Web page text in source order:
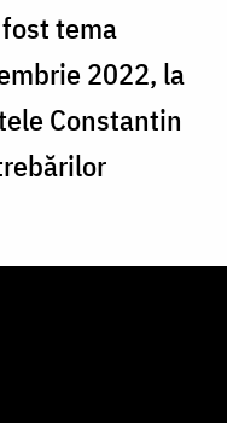
tema
2022, la
Constantin